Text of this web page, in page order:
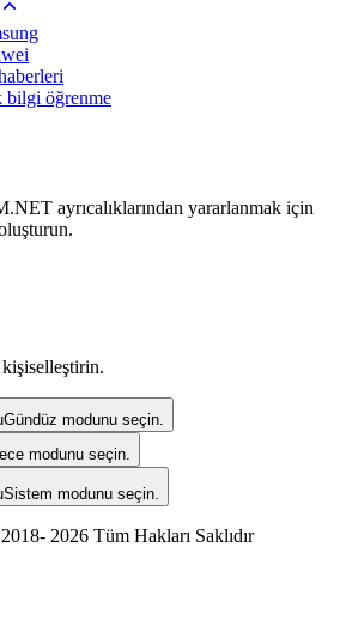
bilgi öğrenme
ayrıcalıklarından yararlanmak için
Gündüz modunu seçin.
modunu seçin.
Sistem modunu seçin.
2026 Tüm Hakları Saklıdır